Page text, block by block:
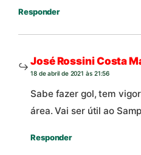
Responder
José Rossini Costa
18 de abril de 2021 às 21:56
Sabe fazer gol, tem
área. Vai ser útil ao
Responder